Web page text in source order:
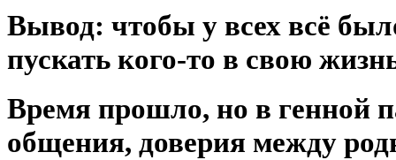
Вывод: чтобы у всех всё
пускать кого-то в свою
Время прошло, но в генной
общения, доверия между